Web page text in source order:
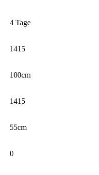
4 Tage
1415
100cm
1415
55cm
0